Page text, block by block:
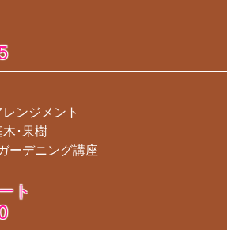
ンジメント
･果樹
ーデニング講座
ト